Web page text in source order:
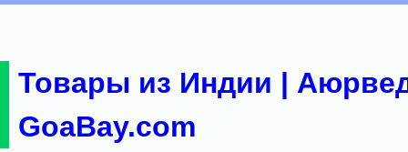
Товары из Индии |
GoaBay.com